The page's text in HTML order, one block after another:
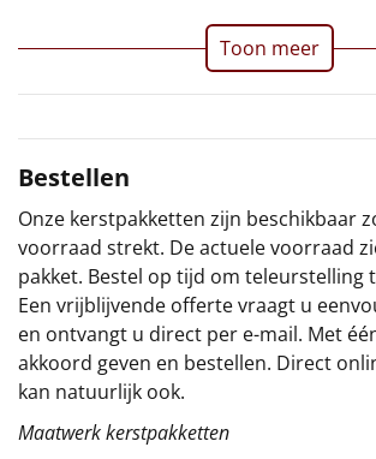
Personeel
Doe het zelf
Particulier
Kerstgeschenken 2026
Relatiegeschenken
Cadeaubon
Toon meer
Bestellen
Onze kerstpakketten zijn beschikbaar
voorraad strekt. De actuele voorraad
pakket. Bestel op tijd om teleurstelling
Een vrijblijvende offerte vraagt u
en ontvangt u direct per e-mail. Met
akkoord geven en bestellen. Direct
kan natuurlijk ook.
Maatwerk kerstpakketten